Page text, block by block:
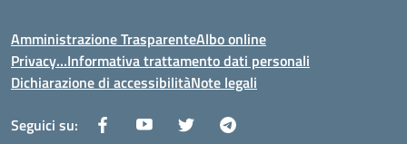
Amministrazione TrasparenteAlbo online
Privacy…Informativa trattamento dati personali
Dichiarazione di accessibilitàNote legali
Seguici su: